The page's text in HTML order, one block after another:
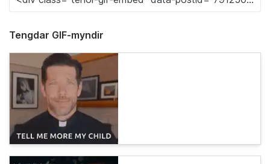
Tengdar GIF-myndir